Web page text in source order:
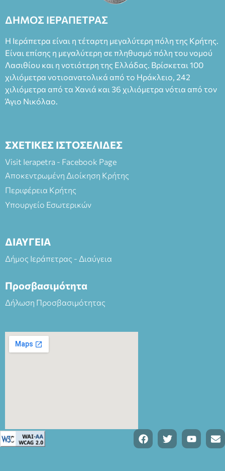
Καπουράνη, νικητή του βραβείου Δημήτρης Χορν 2022-
Φεδερίκο. Σκηνοθεσία: Βαγγέλης Θεοδωρόπουλος Είσοδος: :
άνω των 65 Προπώληση: Βιβλιοπωλείο Πάπυρος (Πλατεία
Πλαστήρα), E&G Mini market (Δημοκρατίας 39 Ιεράπετρα)
και στο more.com Χώρος: 3ο Γυμνάσιο Ιεράπετρας
(Είσοδος ΕΠΑ.Λ.) Έναρξη 21:15 Οργάνωση: ΚΝΩΣΟΣ
ΘΕΑΤΡΙΚΕΣ ΠΑΡΑΓΩΓΕΣ ΕΕ
ΔΗΜΟΣ ΙΕΡΑΠΕΤΡΑΣ
Η Ιεράπετρα είναι η τέταρτη μεγαλύτερη πόλη της Κρήτης.
Είναι επίσης η μεγαλύτερη σε πληθυσμό πόλη του νομού
Λασιθίου και η νοτιότερη της Ελλάδας. Βρίσκεται 100
χιλιόμετρα νοτιοανατολικά από το Ηράκλειο, 242
χιλιόμετρα από τα Χανιά και 36 χιλιόμετρα νότια από τον
Άγιο Νικόλαο.
ΣΧΕΤΙΚΕΣ ΙΣΤΟΣΕΛΙΔΕΣ
Visit Ierapetra - Facebook Page
Αποκεντρωμένη Διοίκηση Κρήτης
Περιφέρεια Κρήτης
Υπουργείο Εσωτερικών
ΔΙΑΥΓΕΙΑ
Δήμος Ιεράπετρας - Διαύγεια
Προσβασιμότητα
Δήλωση Προσβασιμότητας